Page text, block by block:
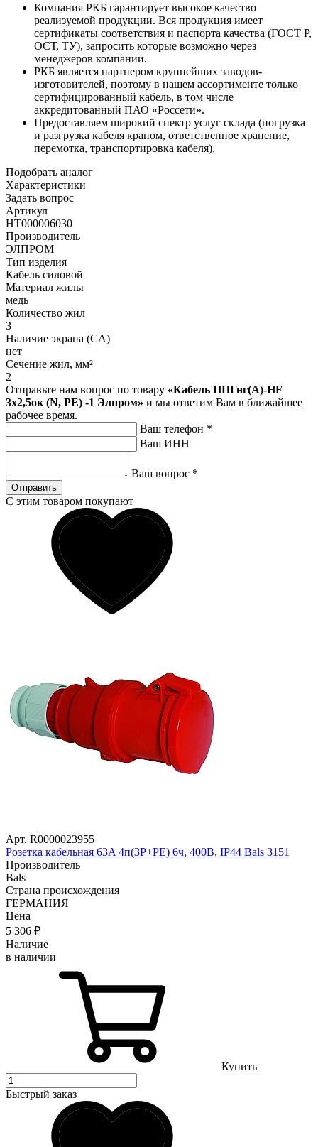
Компания РКБ гарантирует высокое качество
реализуемой продукции. Вся продукция имеет
сертификаты соответствия и паспорта качества (ГОСТ Р,
ОСТ, ТУ), запросить которые возможно через
менеджеров компании.
РКБ является партнером крупнейших заводов-
изготовителей, поэтому в нашем ассортименте только
сертифицированный кабель, в том числе
аккредитованный ПАО «Россети».
Предоставляем широкий спектр услуг склада (погрузка
и разгрузка кабеля краном, ответственное хранение,
перемотка, транспортировка кабеля).
Подобрать аналог
Характеристики
Задать вопрос
Артикул
НТ000006030
Производитель
ЭЛПРОМ
Тип изделия
Кабель силовой
Материал жилы
медь
Количество жил
3
Наличие экрана (CA)
нет
Сечение жил, мм²
2
Отправьте нам вопрос по товару «Кабель ППГнг(A)-HF
3х2,5ок (N, PE) -1 Элпром» и мы ответим Вам в ближайшее
рабочее время.
Ваш телефон *
Ваш ИНН
Ваш вопрос *
Отправить
С этим товаром покупают
Арт. R0000023955
Розетка кабельная 63A 4п(3P+PE) 6ч, 400В, IP44 Bals 3151
Производитель
Bals
Страна происхождения
ГЕРМАНИЯ
Цена
5 306 ₽
Наличие
в наличии
Купить
Быстрый заказ